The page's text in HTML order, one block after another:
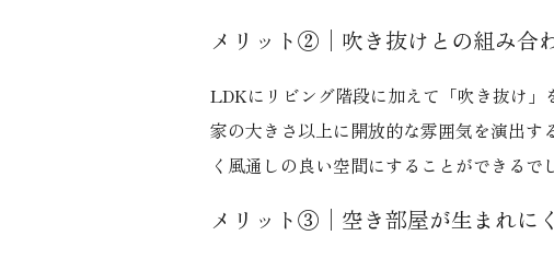
メリット②│吹き抜けとの組み合
LDKにリビング階段に加えて「吹き抜け
家の大きさ以上に開放的な雰囲気を演出
く風通しの良い空間にすることができるで
メリット③│空き部屋が生まれに